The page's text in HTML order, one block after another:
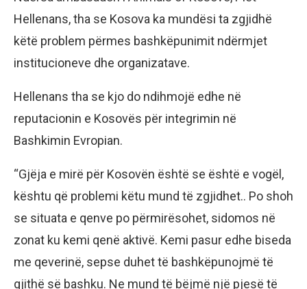
Hellenans, tha se Kosova ka mundësi ta zgjidhë
këtë problem përmes bashkëpunimit ndërmjet
institucioneve dhe organizatave.
Hellenans tha se kjo do ndihmojë edhe në
reputacionin e Kosovës për integrimin në
Bashkimin Evropian.
“Gjëja e mirë për Kosovën është se është e vogël,
kështu që problemi këtu mund të zgjidhet.. Po shoh
se situata e qenve po përmirësohet, sidomos në
zonat ku kemi qenë aktivë. Kemi pasur edhe biseda
me qeverinë, sepse duhet të bashkëpunojmë të
gjithë së bashku. Ne mund të bëjmë një pjesë të